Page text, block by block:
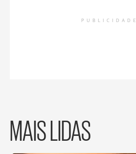
PUBLICIDADE
MAIS LIDAS